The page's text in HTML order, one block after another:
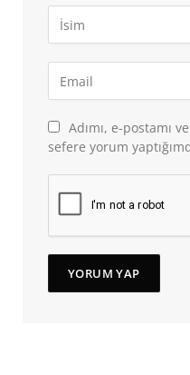
Adımı, e-postamı
sefere yorum